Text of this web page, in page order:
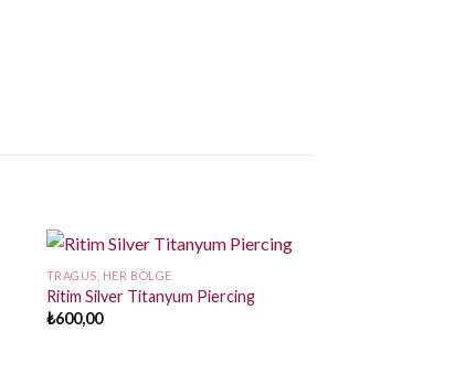
TRAGUS, HER BÖLGE
Ritim Silver Titanyum Piercing
₺600,00